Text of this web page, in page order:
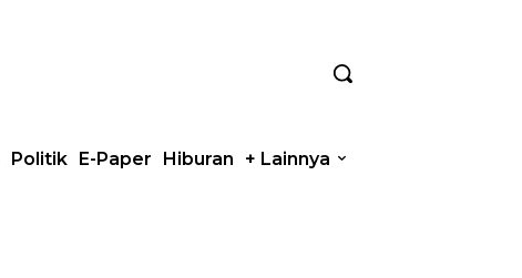
Politik E-Paper Hiburan + Lainnya